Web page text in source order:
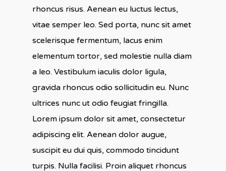
rhoncus risus. Aenean eu luctus lectus,
vitae semper leo. Sed porta, nunc sit amet
scelerisque fermentum, lacus enim
elementum tortor, sed molestie nulla diam
a leo. Vestibulum iaculis dolor ligula,
gravida rhoncus odio sollicitudin eu. Nunc
ultrices nunc ut odio feugiat fringilla.
Lorem ipsum dolor sit amet, consectetur
adipiscing elit. Aenean dolor augue,
suscipit eu dui quis, commodo tincidunt
turpis. Nulla facilisi. Proin aliquet rhoncus